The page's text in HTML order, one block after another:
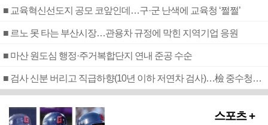
■ 교육혁신선도지 공모 코앞인데…구·군 난색에 교육청 ‘쩔쩔’
■ 르노 못 타는 부산시장…관용차 규정에 막힌 지역기업 응원
■ 마산 원도심 행정·주거복합단지 연내 준공 수순
■ 검사 신분 버리고 직급하향(10년 이하 저연차 검사)…檢 중수청행 기피
스포츠 +